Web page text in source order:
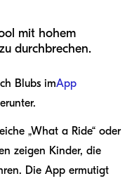
mit hohem
durchbrechen.
Blubs imApp
„What a Ride“ oder
zeigen Kinder, die
Die App ermutigt